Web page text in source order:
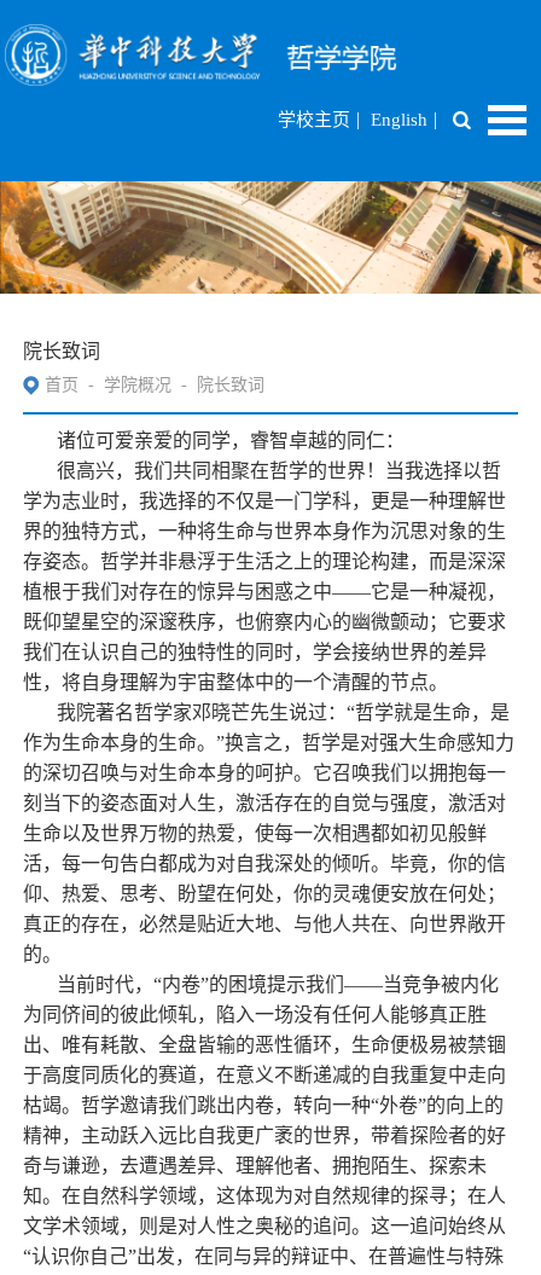
学校主页 | English |
院长致词
首页 - 学院概况 - 院长致词
诸位可爱亲爱的同学，睿智卓越的同仁：
很高兴，我们共同相聚在哲学的世界！当我选择以哲
学为志业时，我选择的不仅是一门学科，更是一种理解世
界的独特方式，一种将生命与世界本身作为沉思对象的生
存姿态。哲学并非悬浮于生活之上的理论构建，而是深深
植根于我们对存在的惊异与困惑之中——它是一种凝视，
既仰望星空的深邃秩序，也俯察内心的幽微颤动；它要求
我们在认识自己的独特性的同时，学会接纳世界的差异
性，将自身理解为宇宙整体中的一个清醒的节点。
我院著名哲学家邓晓芒先生说过：“哲学就是生命，是
作为生命本身的生命。”换言之，哲学是对强大生命感知力
的深切召唤与对生命本身的呵护。它召唤我们以拥抱每一
刻当下的姿态面对人生，激活存在的自觉与强度，激活对
生命以及世界万物的热爱，使每一次相遇都如初见般鲜
活，每一句告白都成为对自我深处的倾听。毕竟，你的信
仰、热爱、思考、盼望在何处，你的灵魂便安放在何处；
真正的存在，必然是贴近大地、与他人共在、向世界敞开
的。
当前时代，“内卷”的困境提示我们——当竞争被内化
为同侪间的彼此倾轧，陷入一场没有任何人能够真正胜
出、唯有耗散、全盘皆输的恶性循环，生命便极易被禁锢
于高度同质化的赛道，在意义不断递减的自我重复中走向
枯竭。哲学邀请我们跳出内卷，转向一种“外卷”的向上的
精神，主动跃入远比自我更广袤的世界，带着探险者的好
奇与谦逊，去遭遇差异、理解他者、拥抱陌生、探索未
知。在自然科学领域，这体现为对自然规律的探寻；在人
文学术领域，则是对人性之奥秘的追问。这一追问始终从
“认识你自己”出发，在同与异的辩证中、在普遍性与特殊